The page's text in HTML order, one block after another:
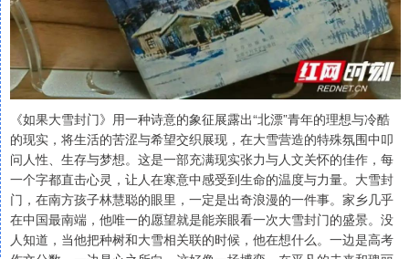
《如果大雪封门》用一种诗意的象征展露出“北漂”青年的理想与冷酷
的现实，将生活的苦涩与希望交织展现，在大雪营造的特殊氛围中叩
问人性、生存与梦想。这是一部充满现实张力与人文关怀的佳作，每
一个字都直击心灵，让人在寒意中感受到生命的温度与力量。大雪封
门，在南方孩子林慧聪的眼里，一定是出奇浪漫的一件事。家乡几乎
在中国最南端，他唯一的愿望就是能亲眼看一次大雪封门的盛景。没
人知道，当他把种树和大雪相关联的时候，他在想什么。一边是高考